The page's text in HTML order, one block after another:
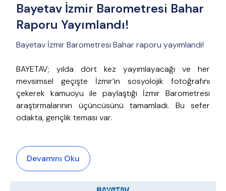
Bayetav İzmir Barometresi Bahar
Raporu Yayımlandı!
Bayetav İzmir Barometresi Bahar raporu yayımlandı!
BAYETAV; yılda dört kez yayımlayacağı ve her
mevsimsel geçişte İzmir’in sosyolojik fotoğrafını
çekerek kamuoyu ile paylaştığı İzmir Barometresi
araştırmalarının üçüncüsünü tamamladı. Bu sefer
odakta, gençlik teması var.
Devamını Oku